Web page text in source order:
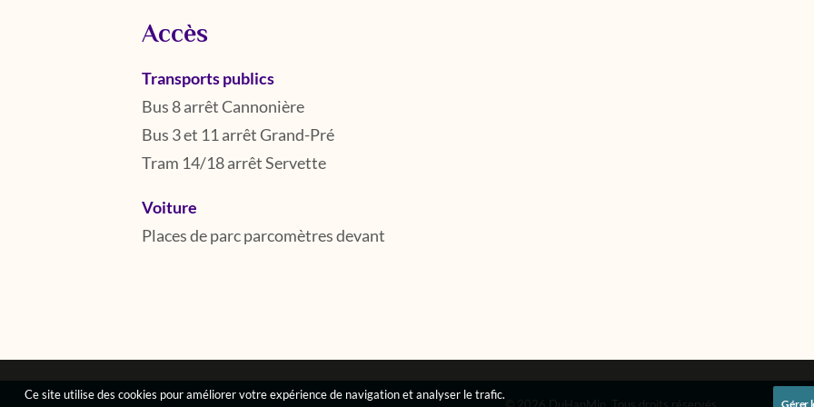
Accès
Transports publics
Bus 8 arrêt Cannonière
Bus 3 et 11 arrêt Grand-Pré
Tram 14/18 arrêt Servette
Voiture
Places de parc parcomètres devant
Ce site utilise des cookies pour améliorer votre expérience de navigation et analyser le trafic.
Gérer